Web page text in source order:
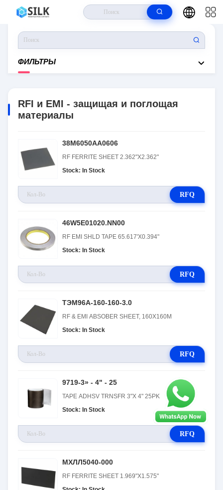
Поглощая Материалы
ФИЛЬТРЫ
RFI и EMI - защищая и поглощая
материалы
38М6050АА0606
RF FERRITE SHEET 2.362"X2.362"
Stock: In Stock
RFQ
46W5E01020.NN00
RF EMI SHLD TAPE 65.617'X0.394"
Stock: In Stock
RFQ
ТЭМ96А-160-160-3.0
RF & EMI ABSOBER SHEET, 160X160M
Stock: In Stock
RFQ
9719-3» - 4" - 25
TAPE ADHSV TRNSFR 3"X 4" 25PK
Stock: In Stock
RFQ
МХЛЛ5040-000
RF FERRITE SHEET 1.969"X1.575"